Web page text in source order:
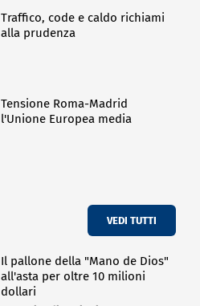
Traffico, code e caldo richiami
alla prudenza
Tensione Roma-Madrid
l'Unione Europea media
VEDI TUTTI
Il pallone della "Mano de Dios"
all'asta per oltre 10 milioni
dollari